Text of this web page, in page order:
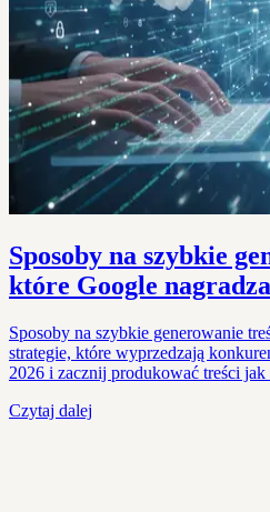
Sposoby na szybkie
które Google nagradza
Sposoby na szybkie generowanie
strategie, które wyprzedzają
2026 i zacznij produkować treści
Czytaj dalej